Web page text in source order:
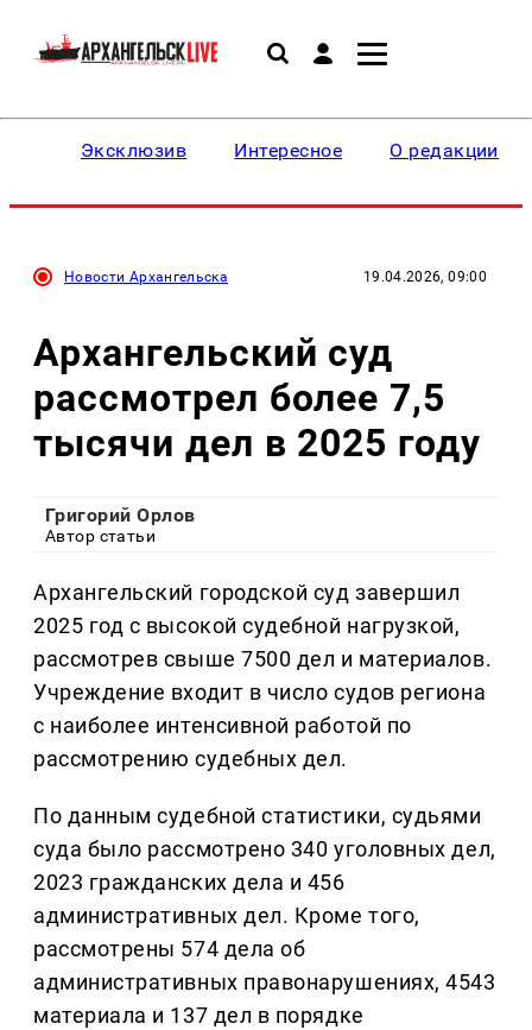
Эксклюзив Интересное О редакции
Новости Архангельска 19.04.2026, 09:00
Архангельский суд
рассмотрел более 7,5
тысячи дел в 2025 году
Григорий Орлов
Автор статьи
Архангельский городской суд завершил
2025 год с высокой судебной нагрузкой,
рассмотрев свыше 7500 дел и материалов.
Учреждение входит в число судов региона
с наиболее интенсивной работой по
рассмотрению судебных дел.
По данным судебной статистики, судьями
суда было рассмотрено 340 уголовных дел,
2023 гражданских дела и 456
административных дел. Кроме того,
рассмотрены 574 дела об
административных правонарушениях, 4543
материала и 137 дел в порядке